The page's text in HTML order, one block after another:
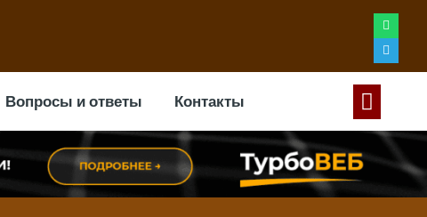
Вопросы и ответы Контакты